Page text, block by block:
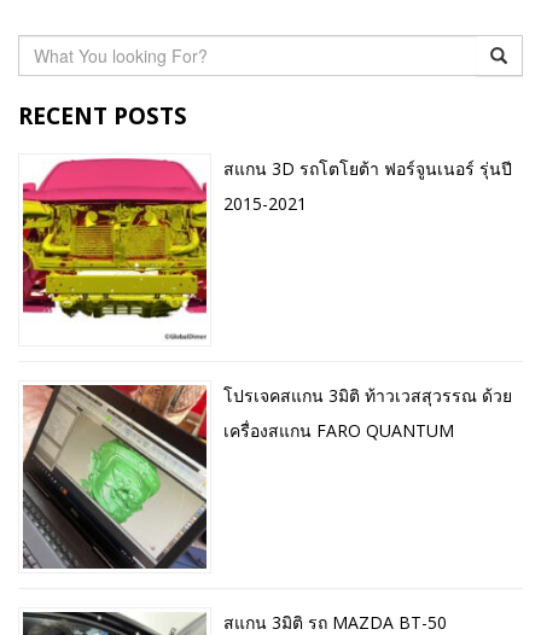
RECENT POSTS
สแกน 3D รถโตโยต้า ฟอร์จูนเนอร์ รุ่นปี
2015-2021
โปรเจคสแกน 3มิติ ท้าวเวสสุวรรณ ด้วย
เครื่องสแกน FARO QUANTUM
สแกน 3มิติ รถ MAZDA BT-50